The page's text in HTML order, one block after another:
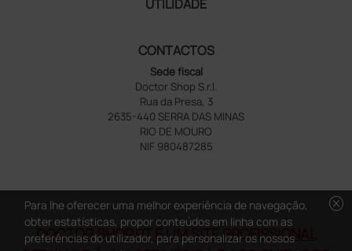
UTILIDADE
CONTACTOS
Sede fiscal
Doctor Shop S.r.l.
Rua da Presa, 3
2635-440 SERRA DAS MINAS
RIO DE MOURO
NIF 980487285
DOCTOR SHOP.PT É UM SITE PROFISSIONAL
cancel
Para lhe oferecer uma melhor experiência de navegação,
obter estatísticas, propor conteúdos em linha com as
preferências do utilizador, para personalizar os nossos